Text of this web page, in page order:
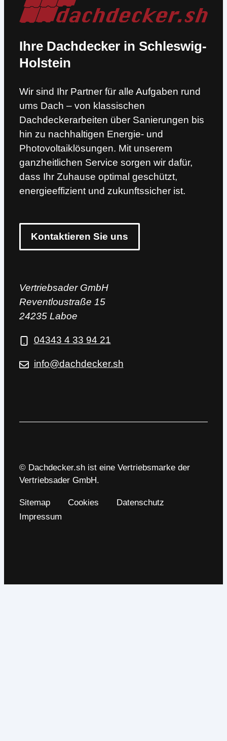
Ihre Dachdecker in Schleswig-
Holstein
Wir sind Ihr Partner für alle Aufgaben rund
ums Dach – von klassischen
Dachdeckerarbeiten über Sanierungen bis
hin zu nachhaltigen Energie- und
Photovoltaiklösungen. Mit unserem
ganzheitlichen Service sorgen wir dafür,
dass Ihr Zuhause optimal geschützt,
energieeffizient und zukunftssicher ist.
Kontaktieren Sie uns
Vertriebsader GmbH
Reventloustraße 15
24235 Laboe
04343 4 33 94 21
info@dachdecker.sh
© Dachdecker.sh ist eine Vertriebsmarke der
Vertriebsader GmbH.
Sitemap Cookies
Datenschutz
Impressum